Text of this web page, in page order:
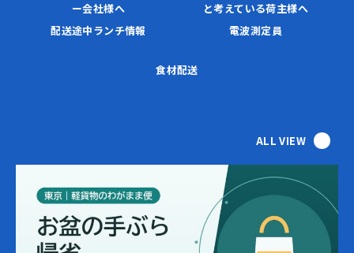
ー会社様へ
と考えている荷主様へ
配送途中ランチ情報
電波測定員
食材配送
ALL VIEW